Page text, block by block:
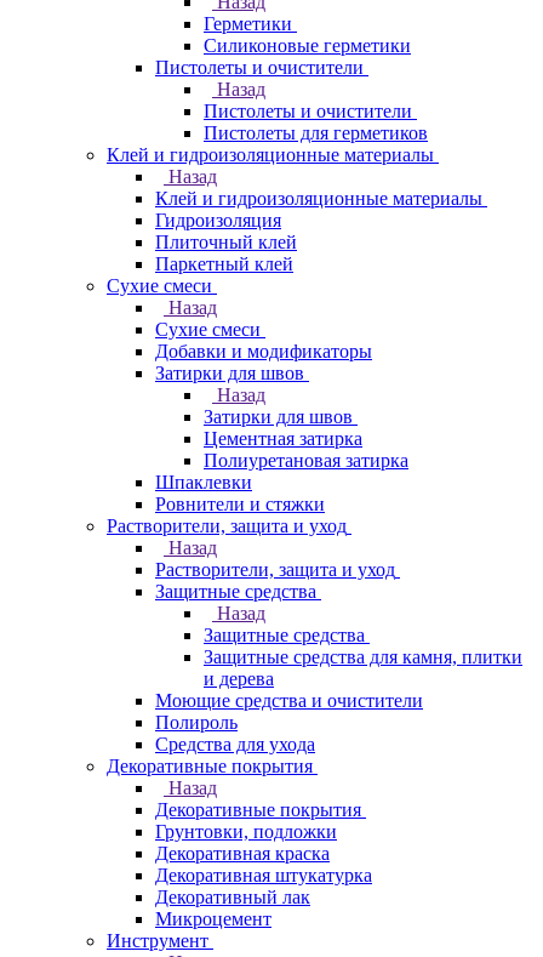
Герметики
Силиконовые герметики
Пистолеты и очистители
Назад
Пистолеты и очистители
Пистолеты для герметиков
Клей и гидроизоляционные материалы
Назад
Клей и гидроизоляционные материалы
Гидроизоляция
Плиточный клей
Паркетный клей
Сухие смеси
Назад
Сухие смеси
Добавки и модификаторы
Затирки для швов
Назад
Затирки для швов
Цементная затирка
Полиуретановая затирка
Шпаклевки
Ровнители и стяжки
Растворители, защита и уход
Назад
Растворители, защита и уход
Защитные средства
Назад
Защитные средства
Защитные средства для камня, плитки
и дерева
Моющие средства и очистители
Полироль
Средства для ухода
Декоративные покрытия
Назад
Декоративные покрытия
Грунтовки, подложки
Декоративная краска
Декоративная штукатурка
Декоративный лак
Микроцемент
Инструмент